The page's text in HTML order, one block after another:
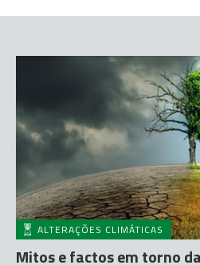
ALTERAÇÕES CLIMÁTICAS
Mitos e factos em torno